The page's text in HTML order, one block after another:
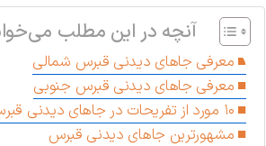
آنچه در این مطلب
معرفی جاهای دیدنی قبرس شمالی
معرفی جاهای دیدنی قبرس جنوبی
۱۰ مورد از تفریحات در جاهای دیدنی قبرس
مشهورترین جاهای دیدنی قبرس